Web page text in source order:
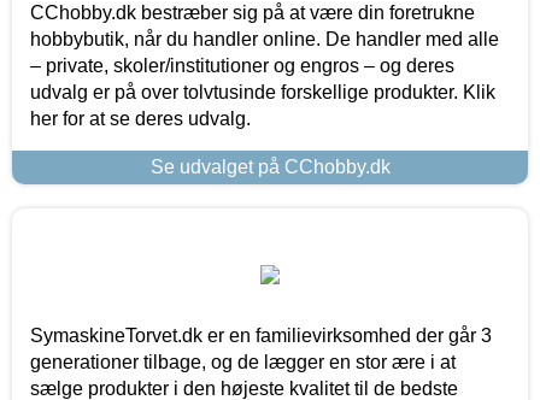
CChobby.dk bestræber sig på at være din foretrukne
hobbybutik, når du handler online. De handler med alle
– private, skoler/institutioner og engros – og deres
udvalg er på over tolvtusinde forskellige produkter. Klik
her for at se deres udvalg.
Se udvalget på CChobby.dk
SymaskineTorvet.dk er en familievirksomhed der går 3
generationer tilbage, og de lægger en stor ære i at
sælge produkter i den højeste kvalitet til de bedste